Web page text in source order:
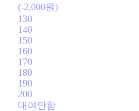
(-2,000원)
130
140
150
160
170
180
190
200
대여안함